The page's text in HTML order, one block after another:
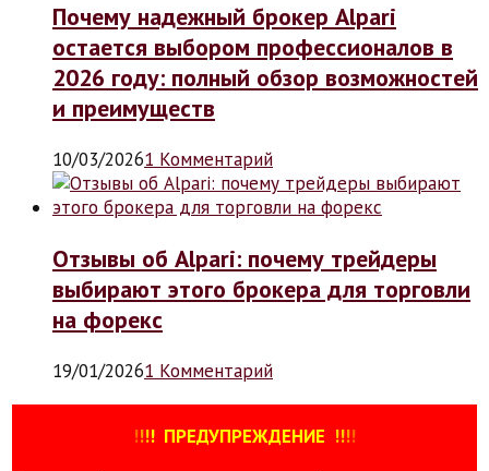
Почему надежный брокер Alpari
остается выбором профессионалов в
2026 году: полный обзор возможностей
и преимуществ
10/03/20261 Комментарий
Отзывы об Alpari: почему трейдеры
выбирают этого брокера для торговли
на форекс
19/01/20261 Комментарий
!!!! ПРЕДУПРЕЖДЕНИЕ !!!!